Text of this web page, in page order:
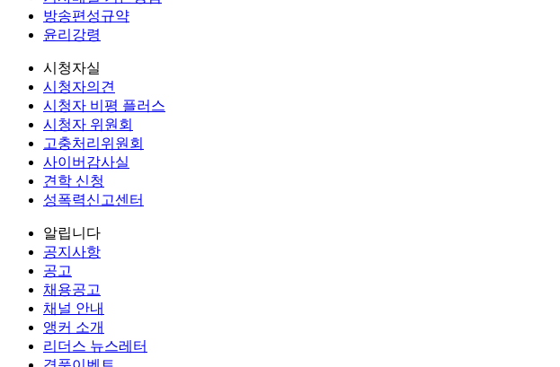
방송편성규약
윤리강령
시청자실
시청자의견
시청자 비평 플러스
시청자 위원회
고충처리위원회
사이버감사실
견학 신청
성폭력신고센터
알립니다
공지사항
공고
채용공고
채널 안내
앵커 소개
리더스 뉴스레터